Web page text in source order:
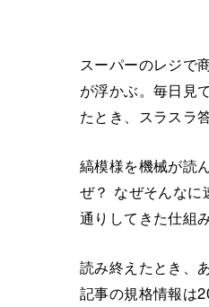
スーパーのレジで
が浮かぶ。毎日見
たとき、スラスラ
縞模様を機械が読
ぜ？ なぜそんな
通りしてきた仕組
読み終えたとき、
記事の規格情報は